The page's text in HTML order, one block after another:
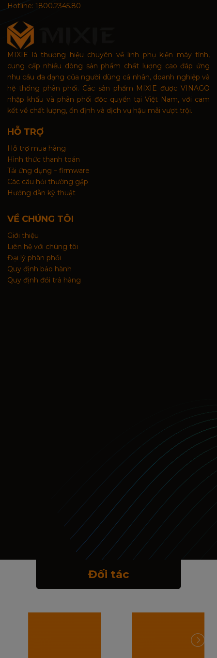
Hotline: 1800.2345.80
MIXIE là thương hiệu chuyên về linh phụ kiện máy tính,
cung cấp nhiều dòng sản phẩm chất lượng cao đáp ứng
nhu cầu đa dạng của người dùng cá nhân, doanh nghiệp và
hệ thống phân phối. Các sản phẩm MIXIE được VINAGO
nhập khẩu và phân phối độc quyền tại Việt Nam, với cam
kết về chất lượng, ổn định và dịch vụ hậu mãi vượt trội.
HỖ TRỢ
Hỗ trợ mua hàng
Hình thức thanh toán
Tải ứng dụng – firmware
Các câu hỏi thường gặp
Hướng dẫn kỹ thuật
VỀ CHÚNG TÔI
Giới thiệu
Liên hệ với chúng tôi
Đại lý phân phối
Quy định bảo hành
Quy định đổi trả hàng
Đối tác